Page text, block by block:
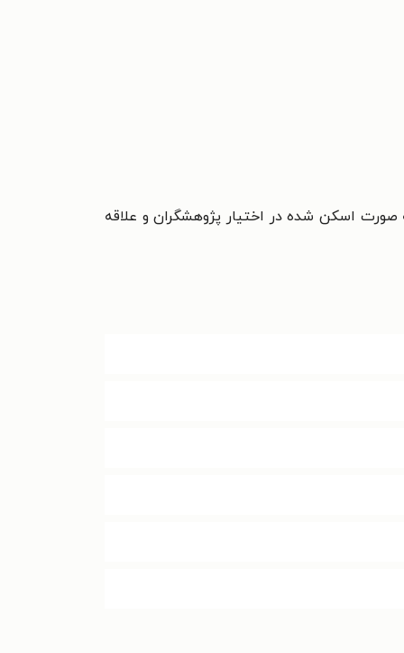
اسکن شده در اختيار پژوهشگران و علاقه